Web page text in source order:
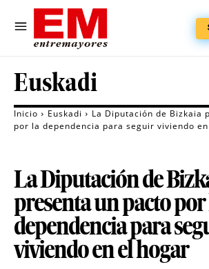
Euskadi
Inicio Euskadi
La Diputación de Bizkaia
por la dependencia para seguir viviendo
La Diputación de
presenta un pacto
dependencia para
viviendo en el hogar